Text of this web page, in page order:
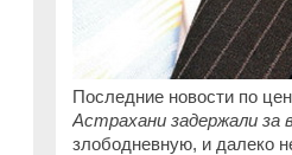
Последние новости по
Астрахани задержали за
злободневную, и далеко